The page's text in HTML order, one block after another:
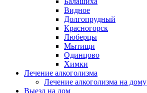
Видное
Долгопрудный
Красногорск
Люберцы
Мытищи
Одинцово
Химки
Лечение алкоголизма
Лечение алкоголизма на дому
Выезд на дом